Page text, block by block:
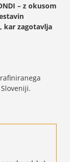
– z okusom
kar zagotavlja